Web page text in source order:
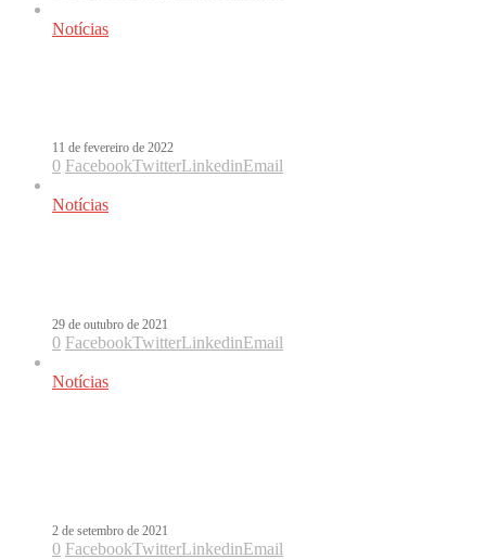
Notícias
11 de fevereiro de 2022
0 FacebookTwitterLinkedinEmail
Notícias
29 de outubro de 2021
0 FacebookTwitterLinkedinEmail
Notícias
2 de setembro de 2021
0 FacebookTwitterLinkedinEmail